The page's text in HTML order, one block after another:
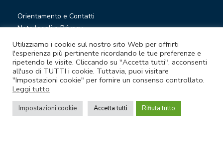
Orientamento e Contatti
Note legali e Privacy
Privacy Newsletter
Società trasparente
Whistleblowing
© Lazio Innova S.p.A. società soggetta a direzione e
coordinamento della Regione Lazio
Sede legale Via Marco Aurelio 26 A - 00184 Roma
Utilizziamo i cookie sul nostro sito Web per offrirti
l'esperienza più pertinente ricordando le tue preferenze e
ripetendo le visite. Cliccando su "Accetta tutti", acconsenti
all'uso di TUTTI i cookie. Tuttavia, puoi visitare
"Impostazioni cookie" per fornire un consenso controllato.
Leggi tutto
Impostazioni cookie Accetta tutti Rifiuta tutto